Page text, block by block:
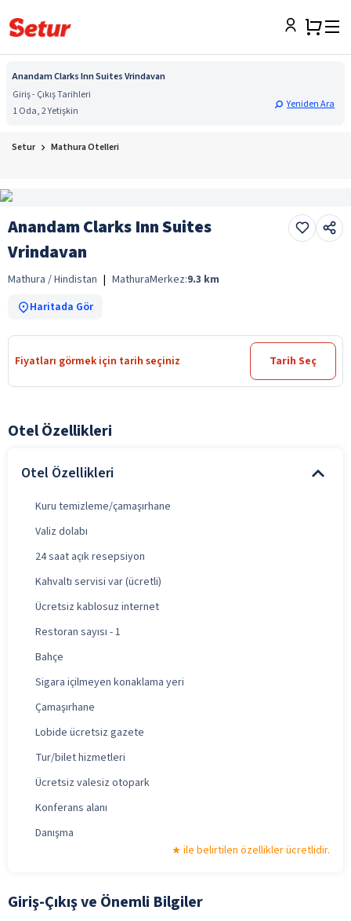
Anandam Clarks Inn Suites Vrindavan
Giriş - Çıkış Tarihleri
1 Oda, 2 Yetişkin
Yeniden Ara
Setur Mathura Otelleri
Anandam Clarks Inn Suites
Vrindavan
Mathura / Hindistan | MathuraMerkez:9.3 km
Haritada Gör
Fiyatları görmek için tarih seçiniz Tarih Seç
Otel Özellikleri
Otel Özellikleri
Kuru temizleme/çamaşırhane
Valiz dolabı
24 saat açık resepsiyon
Kahvaltı servisi var (ücretli)
Ücretsiz kablosuz internet
Restoran sayısı - 1
Bahçe
Sigara içilmeyen konaklama yeri
Çamaşırhane
Lobide ücretsiz gazete
Tur/bilet hizmetleri
Ücretsiz valesiz otopark
Konferans alanı
Danışma
ile belirtilen özellikler ücretlidir.
Giriş-Çıkış ve Önemli Bilgiler